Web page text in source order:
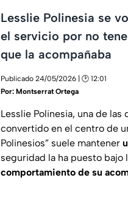
Lesslie Polinesia se
el servicio por no
que la acompañaba
Publicado 24/05/2026 | 🕑 12:01
Por: Montserrat Ortega
Lesslie Polinesia, una de
convertido en el centro de
Polinesios” suele mantener
seguridad la ha puesto bajo
comportamiento de su